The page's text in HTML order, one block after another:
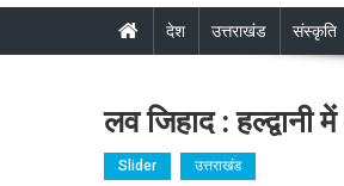
देश उत्तराखंड संस्कृति
लव जिहाद :
Slider उत्तराखंड